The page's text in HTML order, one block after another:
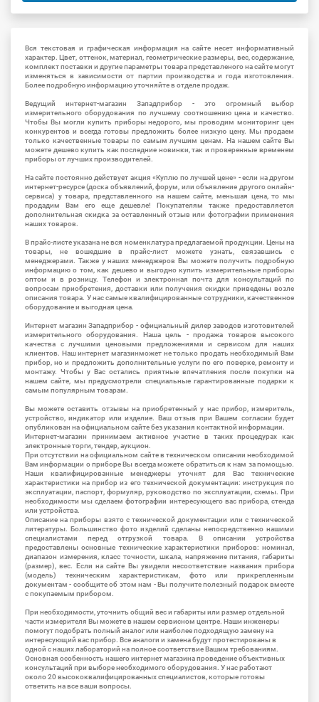
Вся текстовая и графическая информация на сайте несет информативный
характер. Цвет, оттенок, материал, геометрические размеры, вес, содержание,
комплект поставки и другие параметры товара представленого на сайте могут
изменяться в зависимости от партии производства и года изготовления.
Более подробную информацию уточняйте в отделе продаж.
Ведущий интернет-магазин Западприбор - это огромный выбор
измерительного оборудования по лучшему соотношению цена и качество.
Чтобы Вы могли купить приборы недорого, мы проводим мониторинг цен
конкурентов и всегда готовы предложить более низкую цену. Мы продаем
только качественные товары по самым лучшим ценам. На нашем сайте Вы
можете дешево купить как последние новинки, так и проверенные временем
приборы от лучших производителей.
На сайте постоянно действует акция «Куплю по лучшей цене» - если на другом
интернет-ресурсе (доска объявлений, форум, или объявление другого онлайн-
сервиса) у товара, представленного на нашем сайте, меньшая цена, то мы
продадим Вам его еще дешевле! Покупателям также предоставляется
дополнительная скидка за оставленный отзыв или фотографии применения
наших товаров.
В прайс-листе указана не вся номенклатура предлагаемой продукции. Цены на
товары, не вошедшие в прайс-лист можете узнать, связавшись с
менеджерами. Также у наших менеджеров Вы можете получить подробную
информацию о том, как дешево и выгодно купить измерительные приборы
оптом и в розницу. Телефон и электронная почта для консультаций по
вопросам приобретения, доставки или получения скидки приведены возле
описания товара. У нас самые квалифицированные сотрудники, качественное
оборудование и выгодная цена.
Интернет магазин Западприбор - официальный дилер заводов изготовителей
измерительного оборудования. Наша цель - продажа товаров высокого
качества с лучшими ценовыми предложениями и сервисом для наших
клиентов. Наш интернет магазинможет не только продать необходимый Вам
прибор, но и предложить дополнительные услуги по его поверке, ремонту и
монтажу. Чтобы у Вас остались приятные впечатления после покупки на
нашем сайте, мы предусмотрели специальные гарантированные подарки к
самым популярным товарам.
Вы можете оставить отзывы на приобретенный у нас прибор, измеритель,
устройство, индикатор или изделие. Ваш отзыв при Вашем согласии будет
опубликован на официальном сайте без указания контактной информации.
Интернет-магазин принимаем активное участие в таких процедурах как
электронные торги, тендер, аукцион.
При отсутствии на официальном сайте в техническом описании необходимой
Вам информации о приборе Вы всегда можете обратиться к нам за помощью.
Наши квалифицированные менеджеры уточнят для Вас технические
характеристики на прибор из его технической документации: инструкция по
эксплуатации, паспорт, формуляр, руководство по эксплуатации, схемы. При
необходимости мы сделаем фотографии интересующего вас прибора, стенда
или устройства.
Описание на приборы взято с технической документации или с технической
литературы. Большинство фото изделий сделаны непосредственно нашими
специалистами перед отгрузкой товара. В описании устройства
предоставлены основные технические характеристики приборов: номинал,
диапазон измерения, класс точности, шкала, напряжение питания, габариты
(размер), вес. Если на сайте Вы увидели несоответствие названия прибора
(модель) техническим характеристикам, фото или прикрепленным
документам - сообщите об этом нам - Вы получите полезный подарок вместе
с покупаемым прибором.
При необходимости, уточнить общий вес и габариты или размер отдельной
части измерителя Вы можете в нашем сервисном центре. Наши инженеры
помогут подобрать полный аналог или наиболее подходящую замену на
интересующий вас прибор. Все аналоги и замена будут протестированы в
одной с наших лабораторий на полное соответствие Вашим требованиям.
Основная особенность нашего интернет магазина проведение объективных
консультаций при выборе необходимого оборудования. У нас работают
около 20 высококвалифицированных специалистов, которые готовы
ответить на все ваши вопросы.